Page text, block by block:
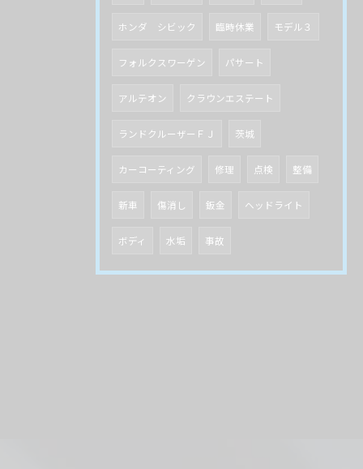
ホンダ シビック 臨時休業 モデル３
フォルクスワーゲン パサート
アルテオン クラウンエステート
ランドクルーザーＦＪ 茨城
カーコーティング 修理 点検 整備
新車 傷消し 鈑金 ヘッドライト
ボディ 水垢 事故